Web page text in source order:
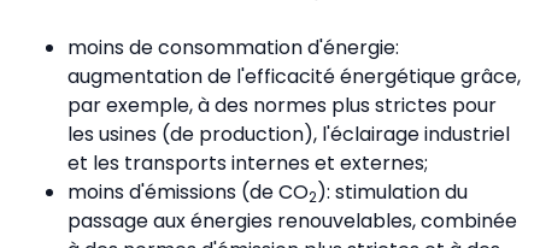
moins de consommation d'énergie:
augmentation de l'efficacité énergétique grâce,
par exemple, à des normes plus strictes pour
les usines (de production), l'éclairage industriel
et les transports internes et externes;
moins d'émissions (de CO2): stimulation du
passage aux énergies renouvelables, combinée